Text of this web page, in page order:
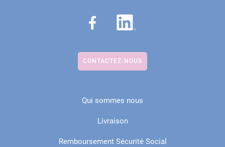
CONTACTEZ-NOUS
Qui sommes nous
Livraison
Remboursement Sécurité Social